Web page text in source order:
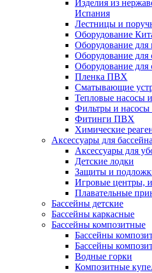
Изделия из
Испания
Лестницы и
Оборудование
Оборудование
Оборудование для
Оборудование для
Пленка ПВХ
Сматывающие
Тепловые насосы
Фильтры и
Фитинги ПВХ
Химические
Аксессуары для бассейна
Аксессуары для
Детские лодки
Защиты и
Игровые центры,
Плавательные
Бассейны детские
Бассейны каркасные
Бассейны композитные
Бассейны
Бассейны
Водные горки
Композитные